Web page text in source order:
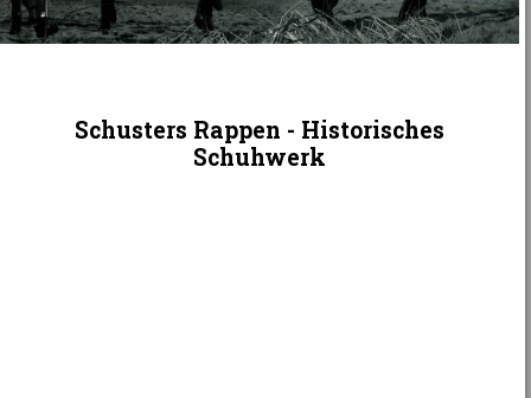
Schusters Rappen - Historisches
Schuhwerk